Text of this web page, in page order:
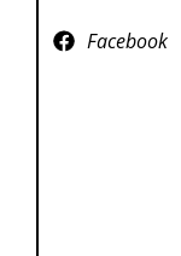
Facebook